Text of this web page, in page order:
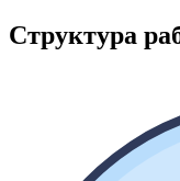
Структура